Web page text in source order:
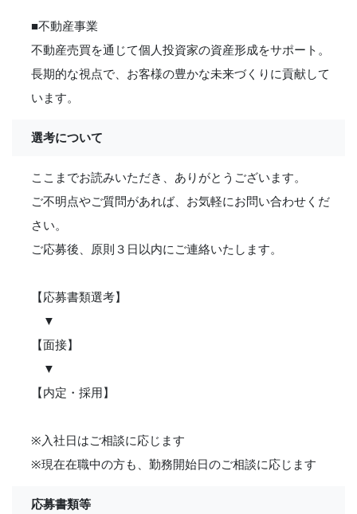
■不動産事業
不動産売買を通じて個人投資家の資産形成をサポート。
長期的な視点で、お客様の豊かな未来づくりに貢献して
います。
選考について
ここまでお読みいただき、ありがとうございます。
ご不明点やご質問があれば、お気軽にお問い合わせくだ
さい。
ご応募後、原則３日以内にご連絡いたします。
【応募書類選考】
▼
【面接】
▼
【内定・採用】
※入社日はご相談に応じます
※現在在職中の方も、勤務開始日のご相談に応じます
応募書類等